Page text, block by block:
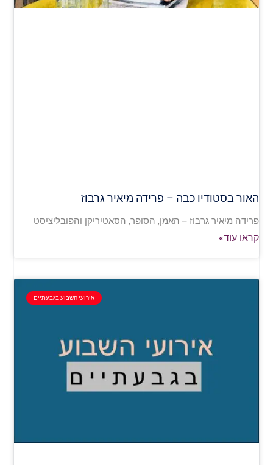
האור בסטודיו כבה – פרידה מיאיר גרבוז
פרידה מיאיר גרבוז – האמן, הסופר, הסאטיריקן והפובליציסט
קראו עוד»
אירועי השבוע בגבעתיים